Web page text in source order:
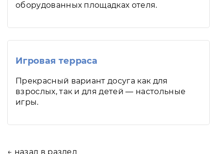
оборудованных площадках отеля.
Игровая терраса
Прекрасный вариант досуга как для
взрослых, так и для детей — настольные
игры.
← назад в раздел